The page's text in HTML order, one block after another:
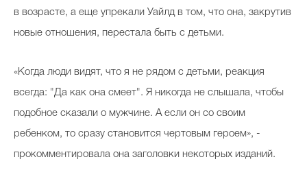
в возрасте, а еще упрекали Уайлд в том, что она, закрутив
новые отношения, перестала быть с детьми.
«Когда люди видят, что я не рядом с детьми, реакция
всегда: "Да как она смеет". Я никогда не слышала, чтобы
подобное сказали о мужчине. А если он со своим
ребенком, то сразу становится чертовым героем», -
прокомментировала она заголовки некоторых изданий.